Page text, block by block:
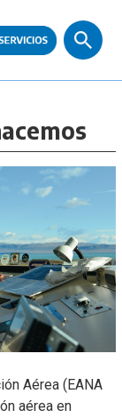
Aérea (EANA
aérea en